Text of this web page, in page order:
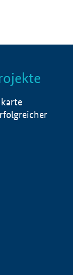
Info